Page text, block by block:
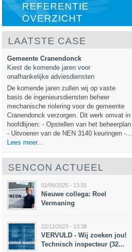
REFERENTIE
OVERZICHT
LAATSTE CASE
Gemeente Cranendonck
Kiest de komende jaren voor
onafhankelijke adviesdiensten
De komende jaren zullen wij op vaste
basis de ingenieursdiensten beheer
mechanische riolering voor de gemeente
Cranendonck verzorgen. Dit werk omvat in
hoofdlijnen: - Opstellen van het beheerplan
- Uitvoeren van de NEN 3140 keuringen -...
Lees meer...
SENCON ACTUEEL
02/09/2025 - 13:55
Nieuwe collega: Roel
Vermaning
22/12/2023 - 13:38
VERVULD - Wij zoeken jou!
Technisch inspecteur (32...